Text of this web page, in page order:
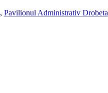
, Pavilionul Administrativ Drobeta